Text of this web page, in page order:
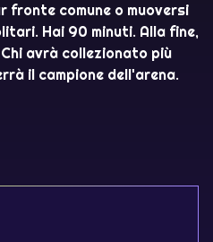
fronte comune o muoversi
Hai 90 minuti. Alla fine,
avrà collezionato più
il campione dell'arena.